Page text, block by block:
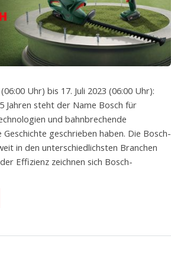
Uhr) bis 17. Juli 2023 (06:00 Uhr):
Jahren steht der Name Bosch für
und bahnbrechende
geschrieben haben. Die Bosch-
in den unterschiedlichsten Branchen
Effizienz zeichnen sich Bosch-